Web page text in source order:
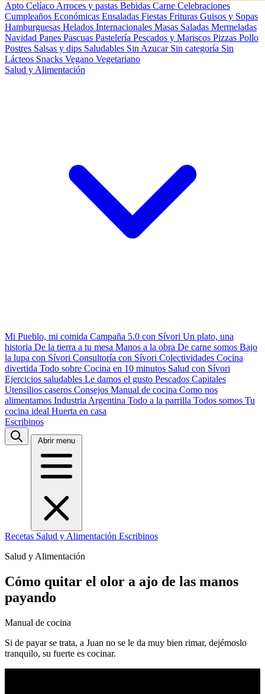
Apto Celíaco Arroces y pastas Bebidas Carne Celebraciones
Cumpleaños Económicas Ensaladas Fiestas Frituras Guisos y Sopas
Hamburguesas Helados Internacionales Masas Saladas Mermeladas
Navidad Panes Pascuas Pastelería Pescados y Mariscos Pizzas Pollo
Postres Salsas y dips Saludables Sin Azucar Sin categoría Sin
Lácteos Snacks Vegano Vegetariano
Salud y Alimentación
Mi Pueblo, mi comida Campaña 5.0 con Sívori Un plato, una
historia De la tierra a tu mesa Manos a la obra De carne somos Bajo
la lupa con Sívori Consultoría con Sívori Colectividades Cocina
divertida Todo sobre Cocina en 10 minutos Salud con Sívori
Ejercicios saludables Le damos el gusto Pescados Capitales
Utensilios caseros Consejos Manual de cocina Como nos
alimentamos Industria Argentina Todo a la parrilla Todos somos Tu
cocina ideal Huerta en casa
Escribinos
Abrir menu
Recetas Salud y Alimentación Escribinos
Salud y Alimentación
Cómo quitar el olor a ajo de las manos
payando
Manual de cocina
Si de payar se trata, a Juan no se le da muy bien rimar, dejémoslo
tranquilo, su fuerte es cocinar.